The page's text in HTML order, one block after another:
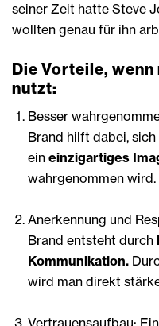
seiner Zeit hatte Steve
wollten genau für ihn
Die Vorteile,
nutzt:
Besser
Brand hilft dabei,
ein einzigartiges
wahrgenommen wird.
Anerkennung und
Brand entsteht durch
Kommunikation.
wird man direkt